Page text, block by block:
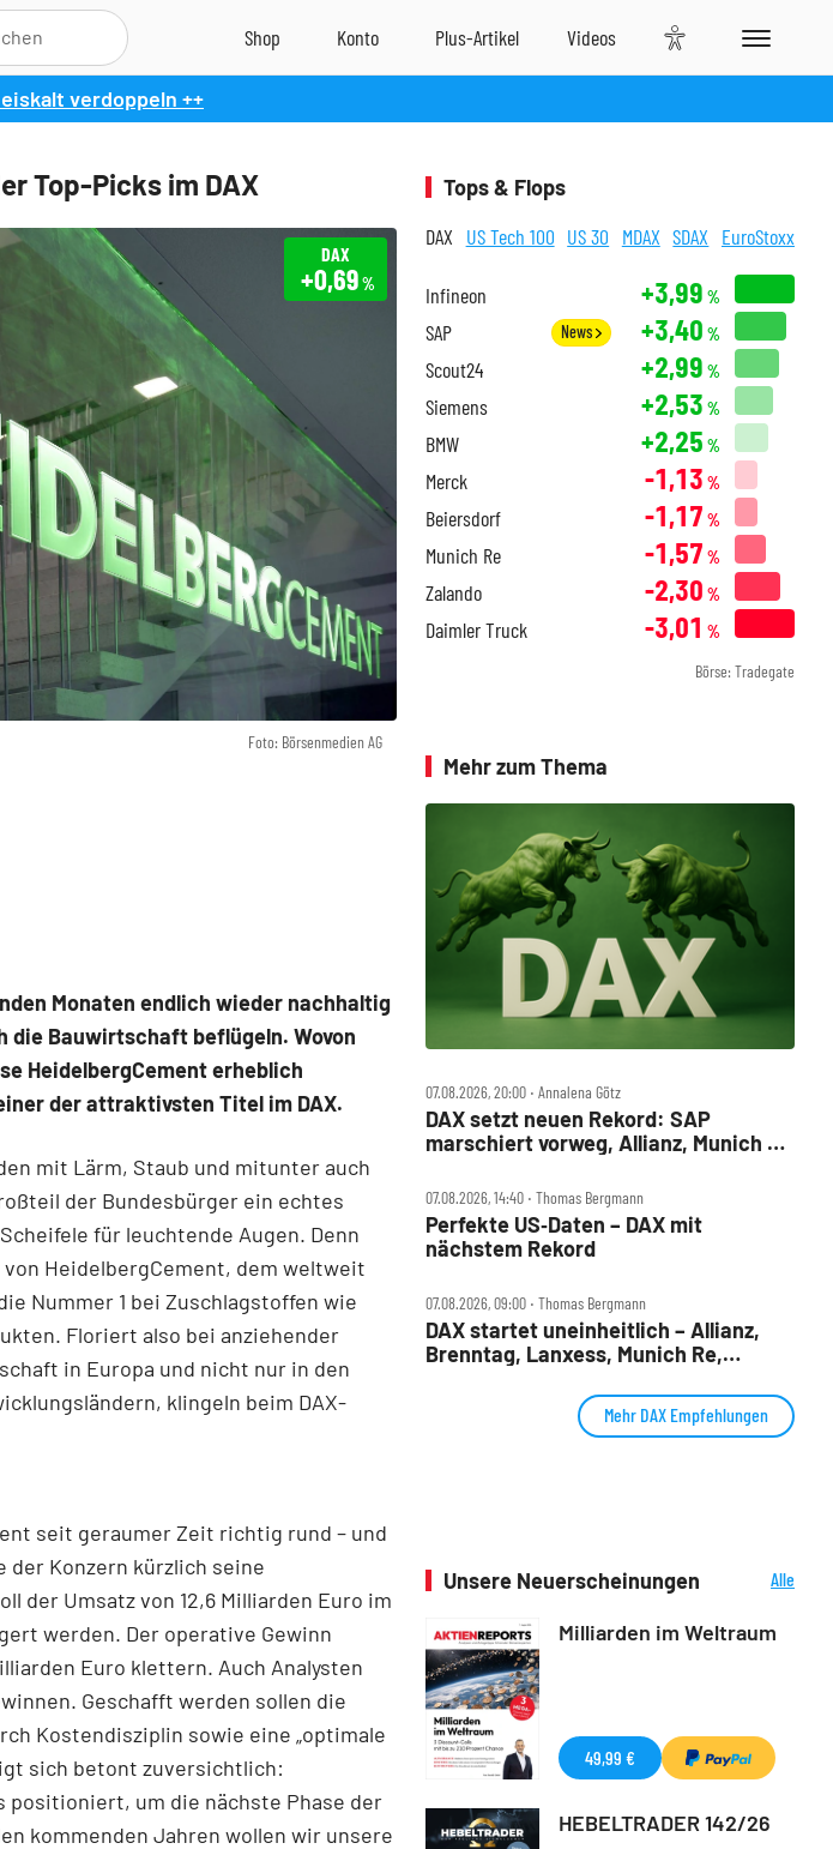
verdoppeln ++
Top-Picks im DAX
Foto: Börsenmedien AG
DAX
+0,69%
Monaten endlich wieder nachhaltig
die Bauwirtschaft beflügeln. Wovon
HeidelbergCement erheblich
der attraktivsten Titel im DAX.
mit Lärm, Staub und mitunter auch
der Bundesbürger ein echtes
für leuchtende Augen. Denn
HeidelbergCement, dem weltweit
Nummer 1 bei Zuschlagstoffen wie
Floriert also bei anziehender
in Europa und nicht nur in den
klingeln beim DAX-
seit geraumer Zeit richtig rund – und
der Konzern kürzlich seine
der Umsatz von 12,6 Milliarden Euro im
werden. Der operative Gewinn
Euro klettern. Auch Analysten
Geschafft werden sollen die
Kostendisziplin sowie eine „optimale
sich betont zuversichtlich:
positioniert, um die nächste Phase der
kommenden Jahren wollen wir unsere
Tops & Flops
DAX US Tech 100 US 30 MDAX SDAX EuroStoxx
Infineon +3,99 %
SAP News +3,40 %
Scout24 +2,99 %
Siemens +2,53 %
BMW +2,25 %
Merck -1,13 %
Beiersdorf -1,17 %
Munich Re -1,57 %
Zalando -2,30 %
Daimler Truck -3,01 %
Börse: Tradegate
Mehr zum Thema
07.08.2026, 20:00 ‧ Annalena Götz
DAX setzt neuen Rekord: SAP
marschiert vorweg, Allianz, Munich Re
07.08.2026, 14:40 ‧ Thomas Bergmann
Perfekte US‑Daten – DAX mit
nächstem Rekord
07.08.2026, 09:00 ‧ Thomas Bergmann
DAX startet uneinheitlich – Allianz,
Brenntag, Lanxess, Munich Re,
Mehr DAX Empfehlungen
Unsere Neuerscheinungen
Alle
Milliarden im Weltraum
49,99 €
HEBELTRADER 142/26